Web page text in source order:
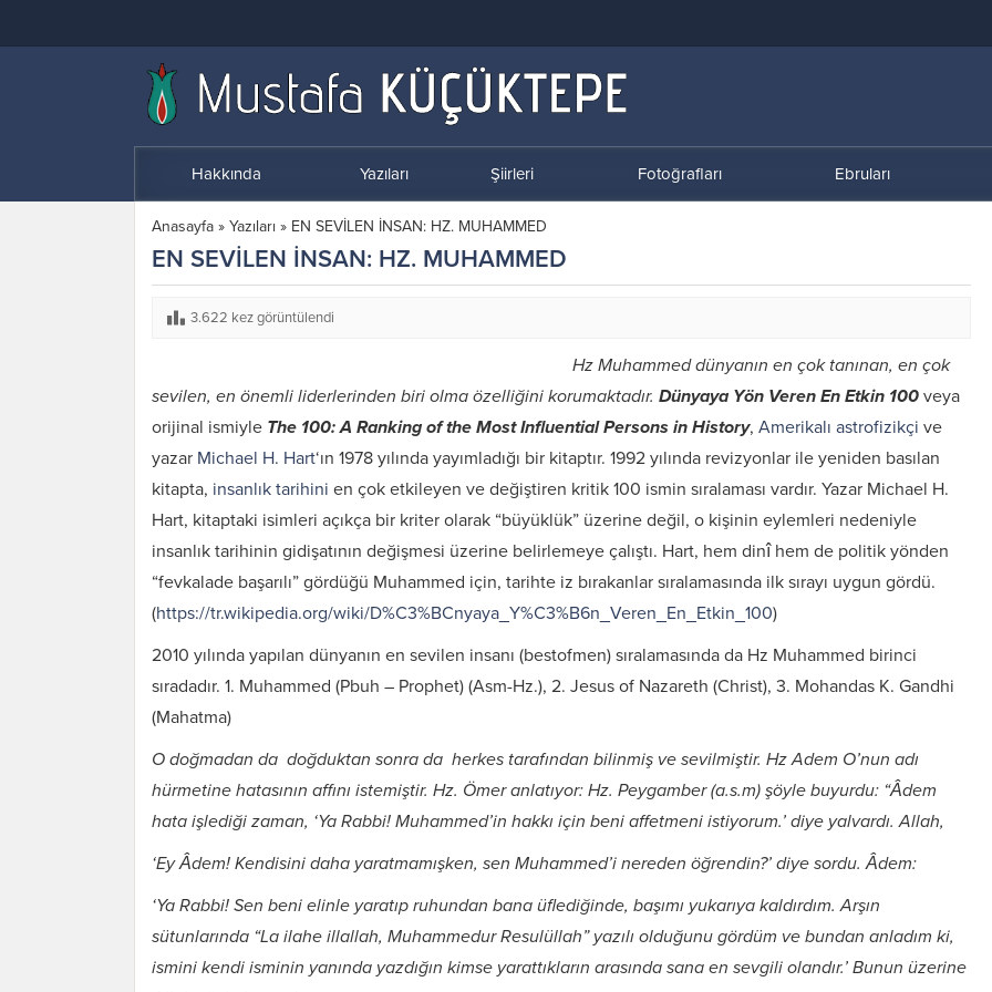
Hakkında Yazıları Şiirleri Fotoğrafları Ebruları
Anasayfa » Yazıları » EN SEVİLEN İNSAN: HZ. MUHAMMED
EN SEVİLEN İNSAN: HZ. MUHAMMED
3.622 kez görüntülendi
Hz Muhammed dünyanın en çok tanınan, en çok
sevilen, en önemli liderlerinden biri olma özelliğini korumaktadır. Dünyaya Yön Veren En Etkin 100 veya
orijinal ismiyle The 100: A Ranking of the Most Influential Persons in History, Amerikalı astrofizikçi ve
yazar Michael H. Hart‘ın 1978 yılında yayımladığı bir kitaptır. 1992 yılında revizyonlar ile yeniden basılan
kitapta, insanlık tarihini en çok etkileyen ve değiştiren kritik 100 ismin sıralaması vardır. Yazar Michael H.
Hart, kitaptaki isimleri açıkça bir kriter olarak “büyüklük” üzerine değil, o kişinin eylemleri nedeniyle
insanlık tarihinin gidişatının değişmesi üzerine belirlemeye çalıştı. Hart, hem dinî hem de politik yönden
“fevkalade başarılı” gördüğü Muhammed için, tarihte iz bırakanlar sıralamasında ilk sırayı uygun gördü.
(https://tr.wikipedia.org/wiki/D%C3%BCnyaya_Y%C3%B6n_Veren_En_Etkin_100)
2010 yılında yapılan dünyanın en sevilen insanı (bestofmen) sıralamasında da Hz Muhammed birinci
sıradadır. 1. Muhammed (Pbuh – Prophet) (Asm-Hz.), 2. Jesus of Nazareth (Christ), 3. Mohandas K. Gandhi
(Mahatma)
O doğmadan da doğduktan sonra da herkes tarafından bilinmiş ve sevilmiştir. Hz Adem O’nun adı
hürmetine hatasının affını istemiştir. Hz. Ömer anlatıyor: Hz. Peygamber (a.s.m) şöyle buyurdu: “Âdem
hata işlediği zaman, ‘Ya Rabbi! Muhammed’in hakkı için beni affetmeni istiyorum.’ diye yalvardı. Allah,
‘Ey Âdem! Kendisini daha yaratmamışken, sen Muhammed’i nereden öğrendin?’ diye sordu. Âdem:
‘Ya Rabbi! Sen beni elinle yaratıp ruhundan bana üflediğinde, başımı yukarıya kaldırdım. Arşın
sütunlarında “La ilahe illallah, Muhammedur Resulüllah” yazılı olduğunu gördüm ve bundan anladım ki,
ismini kendi isminin yanında yazdığın kimse yarattıkların arasında sana en sevgili olandır.’ Bunun üzerine